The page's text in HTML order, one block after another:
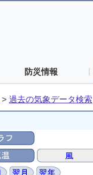
防災情報
> 過去の気象データ検索